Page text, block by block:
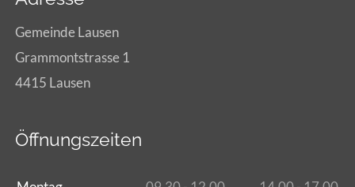
Gemeinde Lausen
Grammontstrasse 1
4415 Lausen
Öffnungszeiten